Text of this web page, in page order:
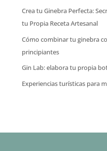
Crea tu Ginebra Perfecta:
tu Propia Receta Artesanal
Cómo combinar tu ginebra
principiantes
Gin Lab: elabora tu propia
Experiencias turísticas para